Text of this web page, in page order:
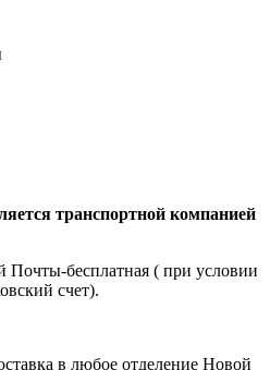
транспортной компанией
Почты-бесплатная ( при условии
счет).
в любое отделение Новой